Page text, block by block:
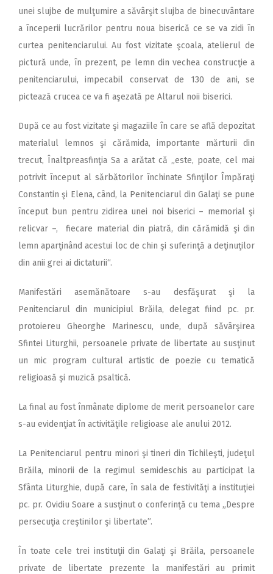
unei slujbe de mulţumire a săvârşit slujba de binecuvântare
a începerii lucrărilor pentru noua biserică ce se va zidi în
curtea penitenciarului. Au fost vizitate şcoala, atelierul de
pictură unde, în prezent, pe lemn din vechea construcţie a
penitenciarului, impecabil conservat de 130 de ani, se
pictează crucea ce va fi aşezată pe Altarul noii biserici.
După ce au fost vizitate şi magaziile în care se află depozitat
materialul lemnos şi cărămida, importante mărturii din
trecut, Înaltpreasfinţia Sa a arătat că „este, poate, cel mai
potrivit început al sărbătorilor închinate Sfinţilor Împăraţi
Constantin şi Elena, când, la Penitenciarul din Galaţi se pune
început bun pentru zidirea unei noi biserici – memorial şi
relicvar –, fiecare material din piatră, din cărămidă şi din
lemn aparţinând acestui loc de chin şi suferinţă a deţinuţilor
din anii grei ai dictaturii“.
Manifestări asemănătoare s-au desfăşurat şi la
Penitenciarul din municipiul Brăila, delegat fiind pc. pr.
protoiereu Gheorghe Marinescu, unde, după săvârşirea
Sfintei Liturghii, persoanele private de libertate au susţinut
un mic program cultural artistic de poezie cu tematică
religioasă şi muzică psaltică.
La final au fost înmânate diplome de merit persoanelor care
s-au evidenţiat în activităţile religioase ale anului 2012.
La Penitenciarul pentru minori şi tineri din Tichileşti, judeţul
Brăila, minorii de la regimul semideschis au participat la
Sfânta Liturghie, după care, în sala de festivităţi a instituţiei
pc. pr. Ovidiu Soare a susţinut o conferinţă cu tema „Despre
persecuţia creştinilor şi libertate”.
În toate cele trei instituţii din Galaţi şi Brăila, persoanele
private de libertate prezente la manifestări au primit